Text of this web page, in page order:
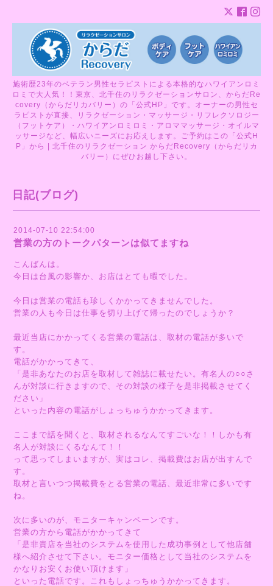
施術歴23年のベテラン男性セラピストによる本格的なハワイアンロミ
ロミで大人気！！東京、北千住のリラクゼーションサロン、からだRe
covery（からだリカバリー）の「公式HP」です。オーナーの男性セ
ラピストが直接、リラクゼーション・マッサージ・リフレクソロジー
（フットケア）・ハワイアンロミロミ・アロママッサージ・オイルマ
ッサージなど、幅広いニーズにお応えします。ご予約はこの「公式H
P」から | 北千住のリラクゼーション からだRecovery（からだリカ
バリー）にぜひお越し下さい。
日記(ブログ)
2014-07-10 22:54:00
営業の方のトークパターンは似てますね
こんばんは。
今日は台風の影響か、お店はとても暇でした。
今日は営業の電話も珍しくかかってきませんでした。
営業の人も今日は仕事を切り上げて帰ったのでしょうか？
最近当店にかかってくる営業の電話は、取材の電話が多いで
す。
電話がかかってきて、
「是非あなたのお店を取材して雑誌に載せたい。有名人の○○さ
んが対談に行きますので、その対談の様子を是非掲載させてく
ださい」
といった内容の電話がしょっちゅうかかってきます。
ここまで話を聞くと、取材されるなんてすごいな！！しかも有
名人が対談にくるなんて！！
って思ってしまいますが、実はコレ、掲載費はお店が出すんで
す。
取材と言いつつ掲載費をとる営業の電話、最近非常に多いです
ね。
次に多いのが、モニターキャンペーンです。
営業の方から電話がかかってきて
「是非貴店を当社のシステムを使用した成功事例として他店舗
様へ紹介させて下さい。モニター価格として当社のシステムを
かなりお安くお使い頂けます」
といった電話です。これもしょっちゅうかかってきます。